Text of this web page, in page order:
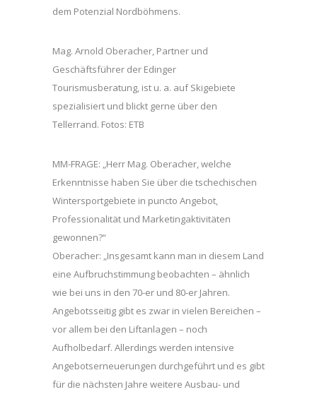
dem Potenzial Nordböhmens.
Mag. Arnold Oberacher, Partner und
Geschäftsführer der Edinger
Tourismusberatung, ist u. a. auf Skigebiete
spezialisiert und blickt gerne über den
Tellerrand. Fotos: ETB
MM-FRAGE: „Herr Mag. Oberacher, welche
Erkenntnisse haben Sie über die tschechischen
Wintersportgebiete in puncto Angebot,
Professionalität und Marketingaktivitäten
gewonnen?“
Oberacher: „Insgesamt kann man in diesem Land
eine Aufbruchstimmung beobachten – ähnlich
wie bei uns in den 70-er und 80-er Jahren.
Angebotsseitig gibt es zwar in vielen Bereichen –
vor allem bei den Liftanlagen – noch
Aufholbedarf. Allerdings werden intensive
Angebotserneuerungen durchgeführt und es gibt
für die nächsten Jahre weitere Ausbau- und